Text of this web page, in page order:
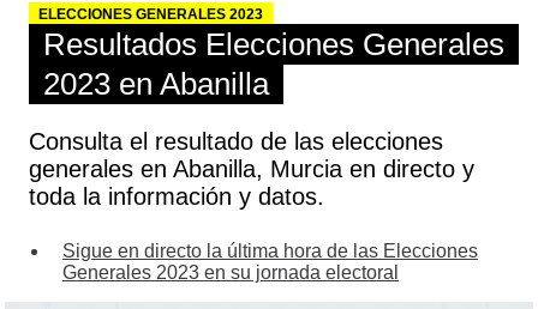
ELECCIONES GENERALES 2023
Resultados Elecciones Generales
2023 en Abanilla
Consulta el resultado de las elecciones
generales en Abanilla, Murcia en directo y
toda la información y datos.
Sigue en directo la última hora de las Elecciones
Generales 2023 en su jornada electoral